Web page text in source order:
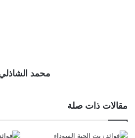
محمد
مقالات ذات صلة